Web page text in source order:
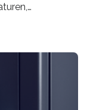
Ein
entwickelt:
voneinander